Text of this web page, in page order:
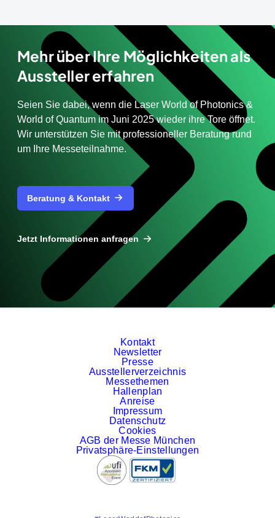
Mehr über Ihre Möglichkeiten als
Aussteller erfahren
Seien Sie dabei, wenn die Laser World of Photonics &
World of Quantum im Juni 2025 wieder ihre Tore öffnet.
Wir unterstützen Sie mit professioneller Beratung rund
um Ihre Messeteilnahme.
Beratung & Kontakt
Jetzt Informationen anfragen
Kontakt
Newsletter
Presse
Ausstellerverzeichnis
Messethemen
Hallenplan
Anreise
Impressum
Datenschutz
Cookies
AGB der Messe München
Privatsphäre-Einstellungen